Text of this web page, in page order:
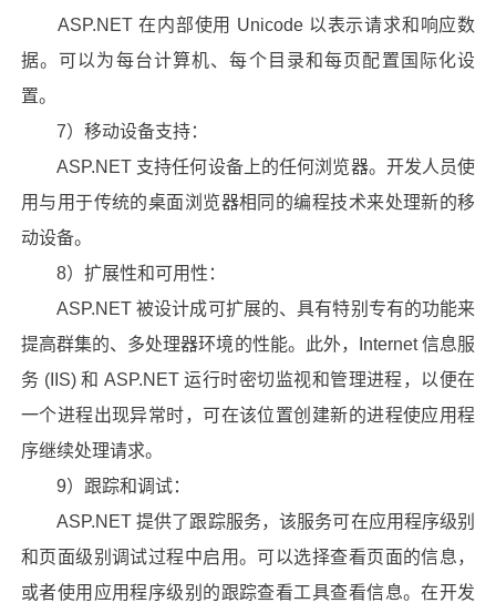
ASP.NET 在内部使用 Unicode 以表示请求和响应数
据。可以为每台计算机、每个目录和每页配置国际化设
置。
7）移动设备支持：
ASP.NET 支持任何设备上的任何浏览器。开发人员使
用与用于传统的桌面浏览器相同的编程技术来处理新的移
动设备。
8）扩展性和可用性：
ASP.NET 被设计成可扩展的、具有特别专有的功能来
提高群集的、多处理器环境的性能。此外，Internet 信息服
务 (IIS) 和 ASP.NET 运行时密切监视和管理进程，以便在
一个进程出现异常时，可在该位置创建新的进程使应用程
序继续处理请求。
9）跟踪和调试：
ASP.NET 提供了跟踪服务，该服务可在应用程序级别
和页面级别调试过程中启用。可以选择查看页面的信息，
或者使用应用程序级别的跟踪查看工具查看信息。在开发